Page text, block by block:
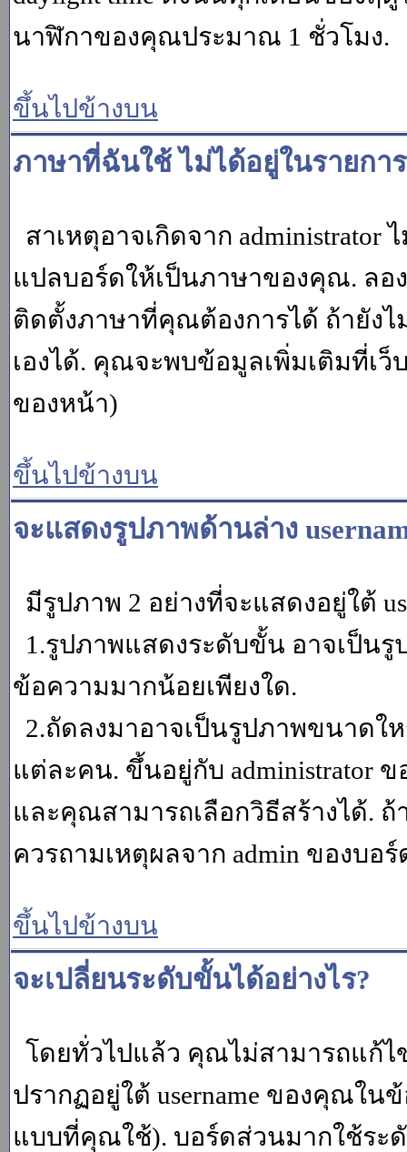
นาฬิกาของคุณประมาณ 1 ชั่วโมง.
ขึ้นไปข้างบน
ภาษาที่ฉันใช้ ไม่ได้อยู่ในรายกา
สาเหตุอาจเกิดจาก
แปลบอร์ดให้เป็นภาษาของคุณ. ลอง
ติดตั้งภาษาที่คุณต้องการได้ ถ้ายัง
เองได้. คุณจะพบข้อมูลเพิ่มเติมที่เว็
ของหน้า)
ขึ้นไปข้างบน
จะแสดงรูปภาพด้านล่าง
มีรูปภาพ 2 อย่างที่จะแสดงอยู่ใต้
1.รูปภาพแสดงระดับขั้น อาจเป็น
ข้อความมากน้อยเพียงใด.
2.ถัดลงมาอาจเป็นรูปภาพขนาดใ
แต่ละคน. ขึ้นอยู่กับ administrator
และคุณสามารถเลือกวิธีสร้างได้.
ควรถามเหตุผลจาก admin ของบอ
ขึ้นไปข้างบน
จะเปลี่ยนระดับขั้นได้อย่างไร?
โดยทั่วไปแล้ว คุณไม่สามารถแก้
ปรากฏอยู่ใต้ username ของคุณใ
แบบที่คุณใช้). บอร์ดส่วนมากใช้ร